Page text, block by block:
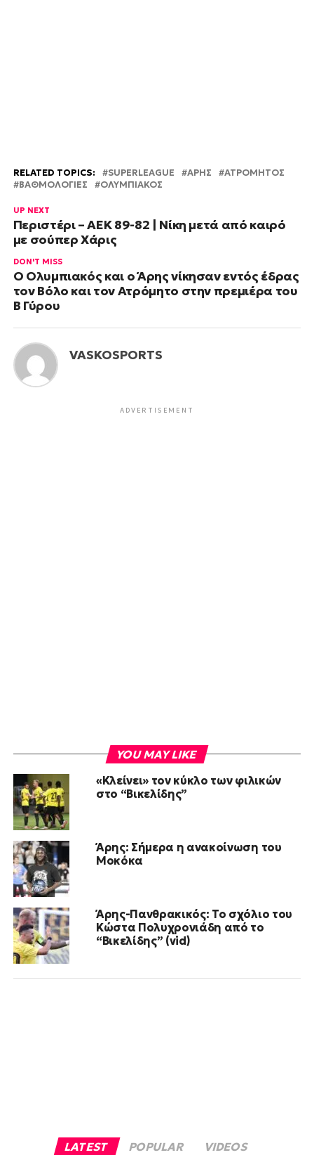
RELATED TOPICS: SUPERLEAGUE ΑΡΗΣ
ΑΤΡΟΜΗΤΟΣ
ΒΑΘΜΟΛΟΓΙΕΣ
ΟΛΥΜΠΙΑΚΟΣ
UP NEXT
Περιστέρι – ΑΕΚ 89-82 | Νίκη μετά από καιρό
με σούπερ Χάρις
DON'T MISS
Ο Ολυμπιακός και ο Άρης νίκησαν εντός έδρας
τον Βόλο και τον Ατρόμητο στην πρεμιέρα του
Β Γύρου
VASKOSPORTS
ADVERTISEMENT
YOU MAY LIKE
«Κλείνει» τον κύκλο των φιλικών
στο “Βικελίδης”
Άρης: Σήμερα η ανακοίνωση του
Μοκόκα
Άρης-Πανθρακικός: Το σχόλιο του
Κώστα Πολυχρονιάδη από το
“Βικελίδης” (vid)
LATEST POPULAR VIDEOS